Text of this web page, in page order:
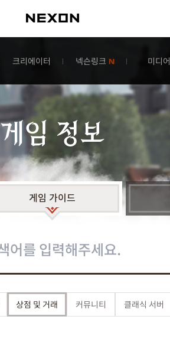
크리에이터 넥슨링크 미디어
게임 정보
게임 가이드
상점 및 거래 커뮤니티 클래식 서버